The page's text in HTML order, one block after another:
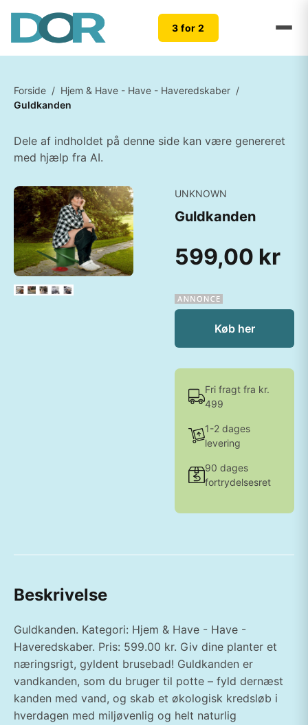
3 for 2
Forside / Hjem & Have - Have - Haveredskaber /
Guldkanden
Dele af indholdet på denne side kan være genereret
med hjælp fra AI.
UNKNOWN
Guldkanden
599,00 kr
Køb her
Fri fragt fra kr.
499
1-2 dages
levering
90 dages
fortrydelsesret
Beskrivelse
Guldkanden. Kategori: Hjem & Have - Have -
Haveredskaber. Pris: 599.00 kr. Giv dine planter et
næringsrigt, gyldent brusebad! Guldkanden er
vandkanden, som du bruger til potte – fyld dernæst
kanden med vand, og skab et økologisk kredsløb i
hverdagen med miljøvenlig og helt naturlig